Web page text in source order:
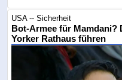
USA -- Sicherheit
Bot-Armee für Mamdani?
Yorker Rathaus führen